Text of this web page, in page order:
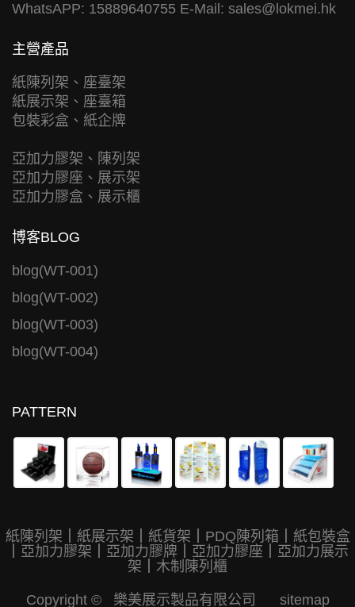
WhatsAPP: 15889640755 E-Mail: sales@lokmei.hk
主營產品
紙陳列架、座臺架
紙展示架、座臺箱
包裝彩盒、紙企牌
亞加力膠架、陳列架
亞加力膠座、展示架
亞加力膠盒、展示櫃
博客BLOG
blog(WT-001)
blog(WT-002)
blog(WT-003)
blog(WT-004)
PATTERN
紙陳列架 紙展示架 紙貨架 PDQ陳列箱
紙包裝盒
亞加力膠架 亞加力膠牌 亞加力膠座
亞加力展示
架
木制陳列櫃
Copyright © 樂美展示製品有限公司 sitemap